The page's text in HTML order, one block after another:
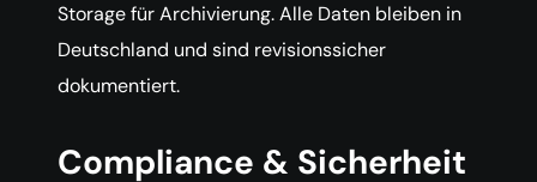
Storage für Archivierung. Alle Daten bleiben in
Deutschland und sind revisionssicher
dokumentiert.
Compliance & Sicherheit